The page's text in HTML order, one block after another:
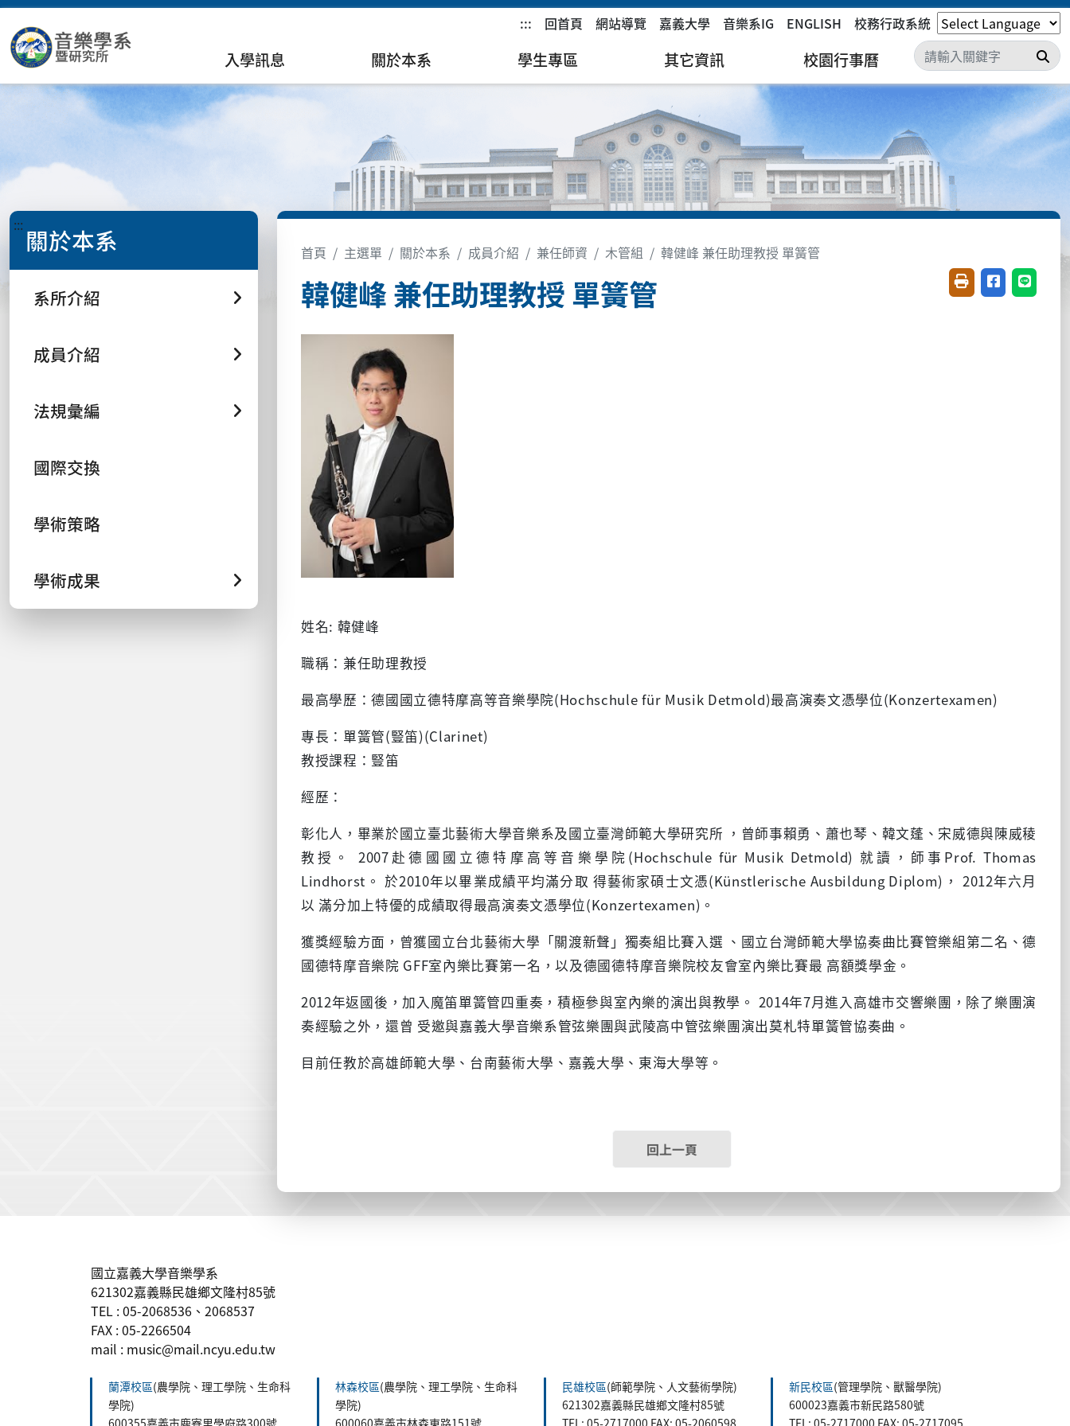
::: 回首頁 網站導覽 嘉義大學 音樂系IG ENGLISH 校務行政系統
入學訊息 關於本系 學生專區 其它資訊 校園行事曆 搜
::: 關於本系
系所介紹
成員介紹
法規彙編
國際交換
學術策略
學術成果
首頁 主選單 關於本系 成員介紹 兼任師資 木管組 韓健峰 兼任助理教授 單簧管
韓健峰 兼任助理教授 單簧管 友善列印(開新視窗)
分享至臉書(
分享至
姓名: 韓健峰
職稱：兼任助理教授
最高學歷：德國國立德特摩高等音樂學院(Hochschule für Musik Detmold)最高演奏文憑學位(Konzertexamen)
專長：單簧管(豎笛)(Clarinet)
教授課程：豎笛
經歷：
彰化人，畢業於國立臺北藝術大學音樂系及國立臺灣師範大學研究所 ，曾師事賴勇、蕭也琴、韓文蓬、宋威德與陳威稜
教授。
2007 赴德國國立德特摩高等音樂學院 (Hochschule für Musik Detmold) 就讀，師事 Prof. Thomas
Lindhorst 。 於2010年以畢業成績平均滿分取 得藝術家碩士文憑(Künstlerische Ausbildung Diplom) ， 2012年六月
以 滿分加上特優的成績取得最高演奏文憑學位(Konzertexamen) 。
獲獎經驗方面，曾獲國立台北藝術大學「關渡新聲」獨奏組比賽入選 、國立台灣師範大學協奏曲比賽管樂組第二名、德
國德特摩音樂院 GFF室內樂比賽第一名，以及德國德特摩音樂院校友會室內樂比賽最 高額獎學金。
2012年返國後，加入魔笛單簧管四重奏，積極參與室內樂的演出與教學。 2014年7月進入高雄市交響樂團，除了樂團演
奏經驗之外，還曾 受邀與嘉義大學音樂系管弦樂團與武陵高中管弦樂團演出莫札特單簧管協奏曲。
目前任教於高雄師範大學、台南藝術大學、嘉義大學、東海大學等。
回上一頁
國立嘉義大學音樂學系
621302嘉義縣民雄鄉文隆村85號
TEL : 05-2068536、2068537
FAX : 05-2266504
mail : music@mail.ncyu.edu.tw
蘭潭校區(農學院、理工學院、生命科
學院)
600355嘉義市鹿寮里學府路300號
林森校區(農學院、理工學院、生命科
學院)
600060嘉義市林森東路151號
民雄校區(師範學院、人文藝術學院)
621302嘉義縣民雄鄉文隆村85號
TEL: 05-2717000 FAX: 05-2060598
新民校區(管理學院、獸醫學院)
600023嘉義市新民路580號
TEL: 05-2717000 FAX: 05-2717095